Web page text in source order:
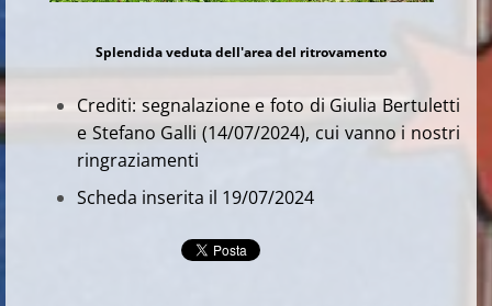
Splendida veduta dell'area del ritrovamento
Crediti: segnalazione e foto di Giulia Bertuletti
e Stefano Galli (14/07/2024), cui vanno i nostri
ringraziamenti
Scheda inserita il 19/07/2024